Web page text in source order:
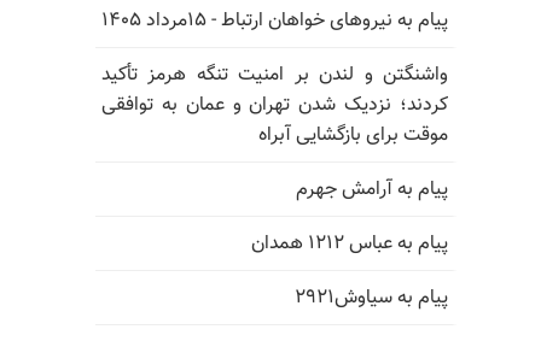
پیام به نیروهای خواهان ارتباط - ۱۵مرداد ۱۴۰۵
واشنگتن و لندن بر امنیت تنگه هرمز تأکید
کردند؛ نزدیک شدن تهران و عمان به توافقی
موقت برای بازگشایی آبراه
پیام به آرامش جهرم
پیام به عباس ۱۲۱۲ همدان
پیام به سیاوش۲۹۲۱